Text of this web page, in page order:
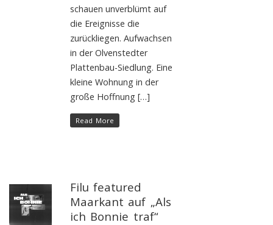
schauen unverblümt auf
die Ereignisse die
zurückliegen. Aufwachsen
in der Olvenstedter
Plattenbau-Siedlung. Eine
kleine Wohnung in der
große Hoffnung […]
Read More
Filu featured
Maarkant auf „Als
ich Bonnie traf“